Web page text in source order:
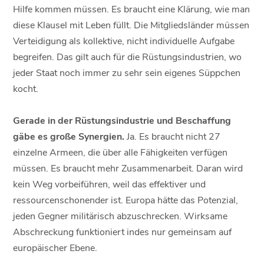
Hilfe kommen müssen. Es braucht eine Klärung, wie man
diese Klausel mit Leben füllt. Die Mitgliedsländer müssen
Verteidigung als kollektive, nicht individuelle Aufgabe
begreifen. Das gilt auch für die Rüstungsindustrien, wo
jeder Staat noch immer zu sehr sein eigenes Süppchen
kocht.
Gerade in der Rüstungsindustrie und Beschaffung
gäbe es große Synergien. Ja. Es braucht nicht 27
einzelne Armeen, die über alle Fähigkeiten verfügen
müssen. Es braucht mehr Zusammenarbeit. Daran wird
kein Weg vorbeiführen, weil das effektiver und
ressourcenschonender ist. Europa hätte das Potenzial,
jeden Gegner militärisch abzuschrecken. Wirksame
Abschreckung funktioniert indes nur gemeinsam auf
europäischer Ebene.